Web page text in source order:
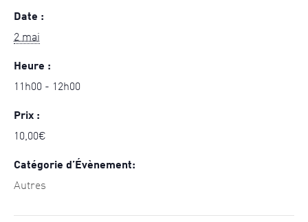
Date :
2 mai
Heure :
11h00 - 12h00
Prix :
10,00€
Catégorie d’Évènement:
Autres